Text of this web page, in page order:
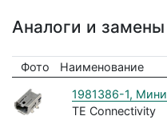
Аналоги и замены
Фото Наименование
1981386-1,
TE Connectivity